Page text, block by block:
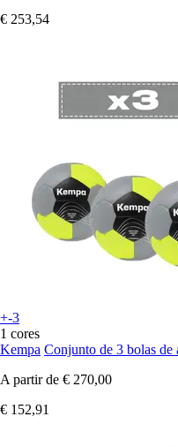
€ 253,54
+-3
1 cores
Kempa Conjunto de 3 bolas de
A partir de € 270,00
€ 152,91